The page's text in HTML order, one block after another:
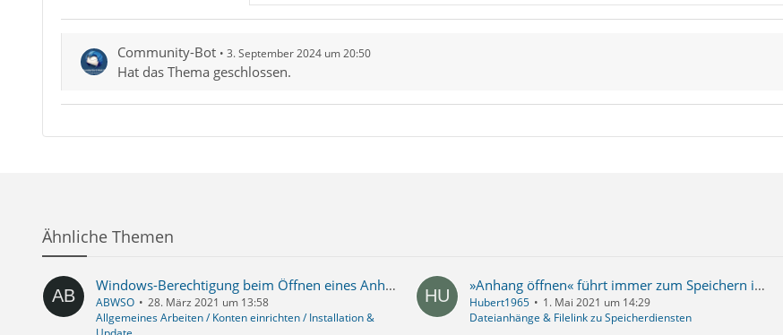
Community-Bot 3. September 2024 um 20:50
Hat das Thema geschlossen.
Ähnliche Themen
Windows-Berechtigung beim Öffnen eines Anhangs
ABWSO
28. März 2021 um 13:58
Allgemeines Arbeiten / Konten einrichten / Installation &
»Anhang öffnen« führt immer zum Speichern im falschen Ordner
Hubert1965
1. Mai 2021 um 14:29
Dateianhänge & Filelink zu Speicherdiensten